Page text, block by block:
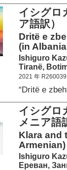
イシグ
ア語訳）
Dritë e
(in
Ishiguro
Tiranë,
2021 年 R260039
“Dritë e
イシグ
メニア語
Klara
Armenian)
Ishiguro
Ереван,